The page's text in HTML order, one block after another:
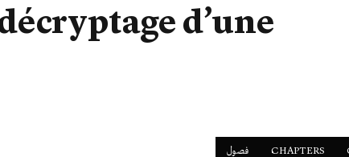
d’une
فصول ْCHAPTERS